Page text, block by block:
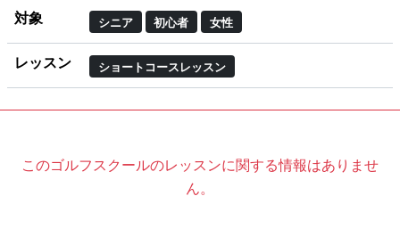
対象 シニア 初心者 女性
レッスン ショートコースレッスン
このゴルフスクールのレッスンに関する情報はありませ
ん。